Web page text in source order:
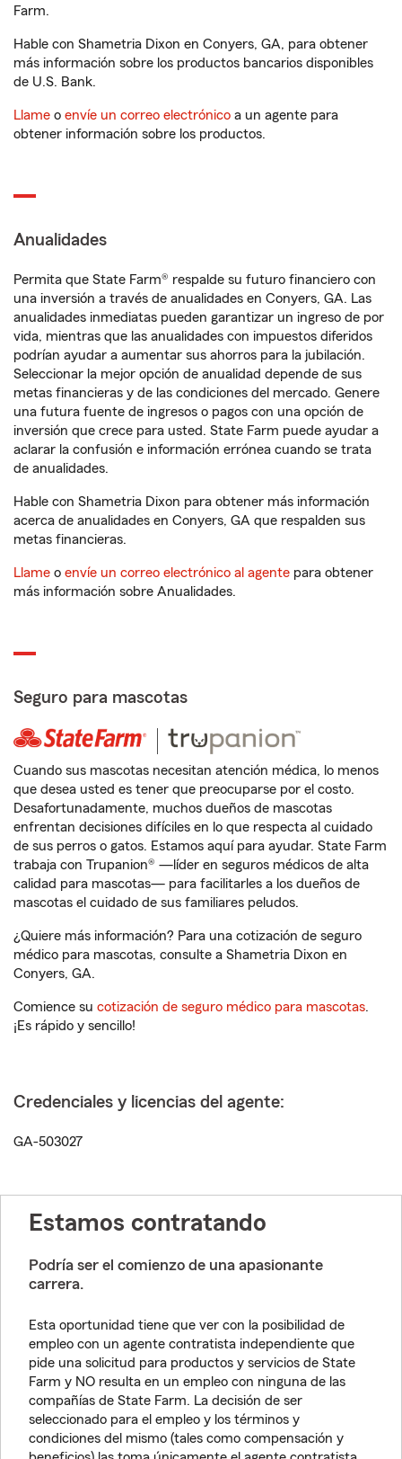
Farm.
Hable con Shametria Dixon en Conyers, GA, para obtener
más información sobre los productos bancarios disponibles
de U.S. Bank.
Llame o envíe un correo electrónico a un agente para
obtener información sobre los productos.
Anualidades
Permita que State Farm® respalde su futuro financiero con
una inversión a través de anualidades en Conyers, GA. Las
anualidades inmediatas pueden garantizar un ingreso de por
vida, mientras que las anualidades con impuestos diferidos
podrían ayudar a aumentar sus ahorros para la jubilación.
Seleccionar la mejor opción de anualidad depende de sus
metas financieras y de las condiciones del mercado. Genere
una futura fuente de ingresos o pagos con una opción de
inversión que crece para usted. State Farm puede ayudar a
aclarar la confusión e información errónea cuando se trata
de anualidades.
Hable con Shametria Dixon para obtener más información
acerca de anualidades en Conyers, GA que respalden sus
metas financieras.
Llame o envíe un correo electrónico al agente para obtener
más información sobre Anualidades.
Seguro para mascotas
Cuando sus mascotas necesitan atención médica, lo menos
que desea usted es tener que preocuparse por el costo.
Desafortunadamente, muchos dueños de mascotas
enfrentan decisiones difíciles en lo que respecta al cuidado
de sus perros o gatos. Estamos aquí para ayudar. State Farm
trabaja con Trupanion® —líder en seguros médicos de alta
calidad para mascotas— para facilitarles a los dueños de
mascotas el cuidado de sus familiares peludos.
¿Quiere más información? Para una cotización de seguro
médico para mascotas, consulte a Shametria Dixon en
Conyers, GA.
Comience su cotización de seguro médico para mascotas.
¡Es rápido y sencillo!
Credenciales y licencias del agente:
GA-503027
Estamos contratando
Podría ser el comienzo de una apasionante
carrera.
Esta oportunidad tiene que ver con la posibilidad de
empleo con un agente contratista independiente que
pide una solicitud para productos y servicios de State
Farm y NO resulta en un empleo con ninguna de las
compañías de State Farm. La decisión de ser
seleccionado para el empleo y los términos y
condiciones del mismo (tales como compensación y